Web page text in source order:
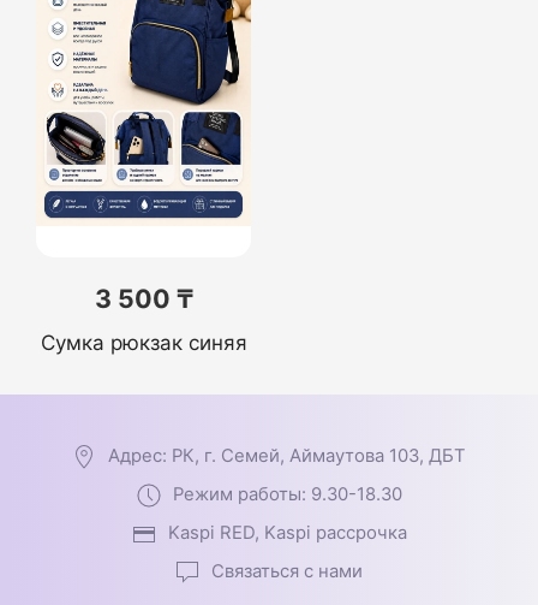
3 500 ₸
Сумка рюкзак синяя
Адрес: РК, г. Семей, Аймаутова 103, ДБТ
Режим работы: 9.30-18.30
Kaspi RED, Kaspi рассрочка
Связаться с нами